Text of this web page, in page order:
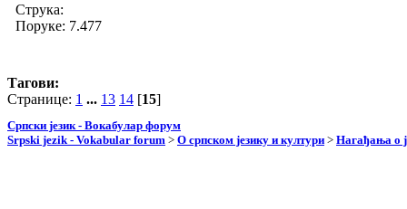
Струка:
Поруке: 7.477
Тагови:
Странице: 1 ... 13 14 [15]
Српски језик - Вокабулар форум
Srpski jezik - Vokabular forum > О српском језику и култури > Нагађања о